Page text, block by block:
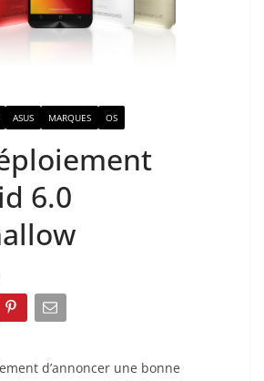
ASUS MARQUES OS
6.0
d’annoncer une bonne